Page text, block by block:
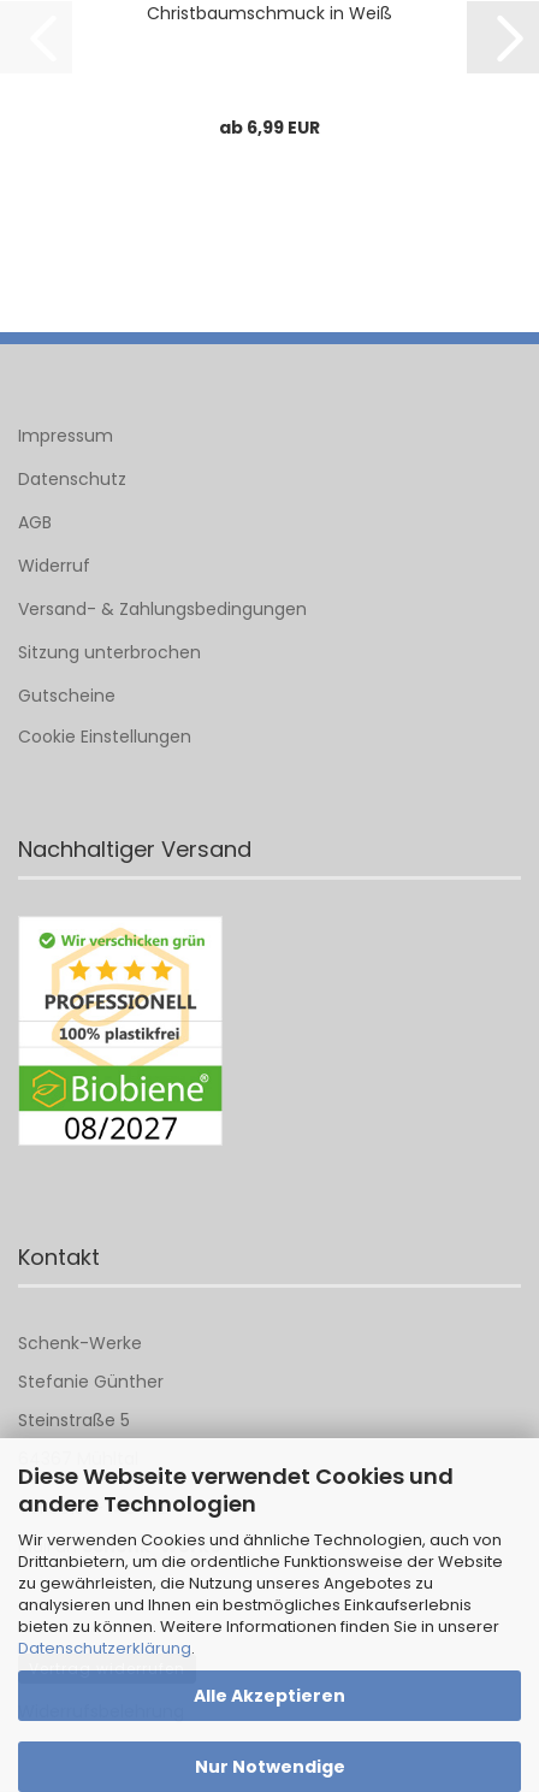
Diese Webseite verwendet Cookies und
andere Technologien
Wir verwenden Cookies und ähnliche Technologien, auch von
Drittanbietern, um die ordentliche Funktionsweise der Website
zu gewährleisten, die Nutzung unseres Angebotes zu
analysieren und Ihnen ein bestmögliches Einkaufserlebnis
bieten zu können. Weitere Informationen finden Sie in unserer
Datenschutzerklärung.
Alle Akzeptieren
Nur Notwendige
Christ­baum­schmuck in Weiß
ab 6,99 EUR
Impressum
Datenschutz
AGB
Widerruf
Versand- & Zahlungsbedingungen
Sitzung unterbrochen
Gutscheine
Cookie Einstellungen
Nachhaltiger Versand
Kontakt
Schenk-Werke
Stefanie Günther
Steinstraße 5
Tel 06151 - 148 142
Mail anSchenk-Werke
Vertrag widerrufen